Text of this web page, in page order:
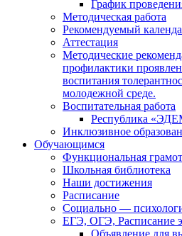
График
Методическая работа
Рекомендуемый
Аттестация
Методические
профилактики
воспитания
молодежной среде.
Воспитательная работа
Республика
Инклюзивное
Обучающимся
Функциональная
Школьная библиотека
Наши достижения
Расписание
Социально —
ЕГЭ, ОГЭ, Расписание
Объявление для